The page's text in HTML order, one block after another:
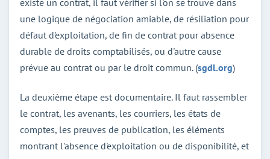
une logique de négociation amiable, de résiliation pour
défaut d'exploitation, de fin de contrat pour absence
durable de droits comptabilisés, ou d'autre cause
prévue au contrat ou par le droit commun. (sgdl.org)
La deuxième étape est documentaire. Il faut rassembler
le contrat, les avenants, les courriers, les états de
comptes, les preuves de publication, les éléments
montrant l'absence d'exploitation ou de disponibilité, et